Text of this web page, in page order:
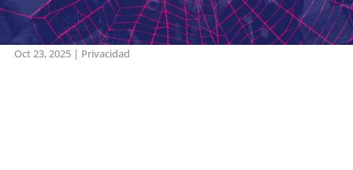
Oct 23, 2025| Privacidad